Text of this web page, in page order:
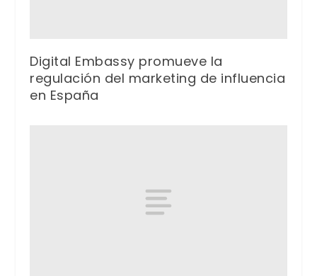
Digital Embassy promueve la
regulación del marketing de influencia
en España